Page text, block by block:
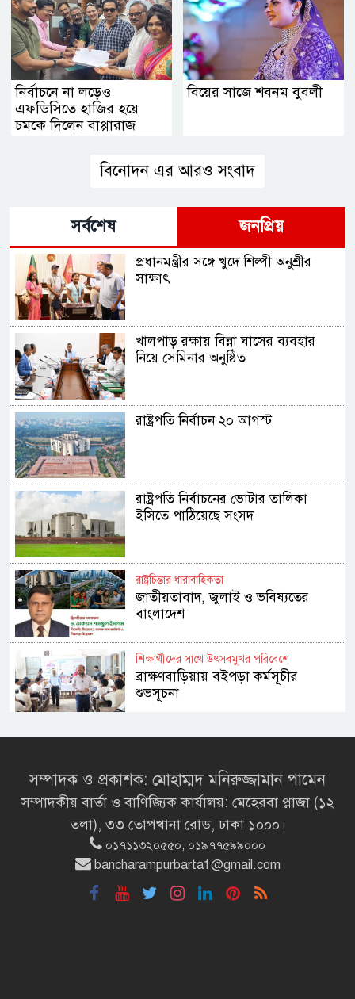
নির্বাচনে না লড়েও
এফডিসিতে হাজির হয়ে
চমকে দিলেন বাপ্পারাজ
বিয়ের সাজে শবনম বুবলী
বিনোদন এর আরও সংবাদ
সর্বশেষ জনপ্রিয়
প্রধানমন্ত্রীর সঙ্গে খুদে শিল্পী অনুশ্রীর
সাক্ষাৎ
খালপাড় রক্ষায় বিন্না ঘাসের ব্যবহার
নিয়ে সেমিনার অনুষ্ঠিত
রাষ্ট্রপতি নির্বাচন ২০ আগস্ট
রাষ্ট্রপতি নির্বাচনের ভোটার তালিকা
ইসিতে পাঠিয়েছে সংসদ
রাষ্ট্রচিন্তার ধারাবাহিকতা
জাতীয়তাবাদ, জুলাই ও ভবিষ্যতের
বাংলাদেশ
শিক্ষার্থীদের সাথে উৎসবমুখর পরিবেশে
ব্রাক্ষণবাড়িয়ায় বইপড়া কর্মসূচীর
শুভসূচনা
মালয়েশিয়ায় মারামারি করে তিন
৪ বিয়ের পর অন্য নারীর ঘরে জামায়াত
সমর্থক!
প্রধানমন্ত্রীর সঙ্গে সাক্ষাৎ সৌদি আরবের
সম্পাদক ও প্রকাশক: মোহাম্মদ মনিরুজ্জামান পামেন
সম্পাদকীয় বার্তা ও বাণিজ্যিক কার্যালয়: মেহেরবা প্লাজা (১২
তলা), ৩৩ তোপখানা রোড, ঢাকা ১০০০।
০১৭১১৩২০৫৫০, ০১৯৭৭৫৯৯০০০
bancharampurbarta1@gmail.com